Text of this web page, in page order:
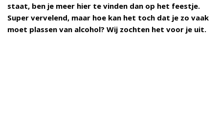
staat, ben je meer hier te vinden dan op het feestje.
Super vervelend, maar hoe kan het toch dat je zo vaak
moet plassen van alcohol? Wij zochten het voor je uit.